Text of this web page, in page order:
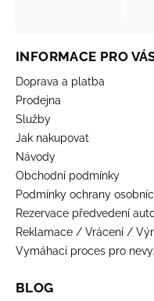
INFORMACE PRO
Doprava a platba
Prodejna
Služby
Jak nakupovat
Návody
Obchodní podmínky
Podmínky ochrany
Rezervace předvedení
Reklamace / Vrácení /
Vymáhací proces pro
BLOG